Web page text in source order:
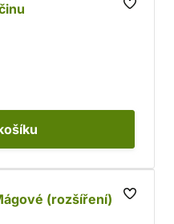
(rozšíření)